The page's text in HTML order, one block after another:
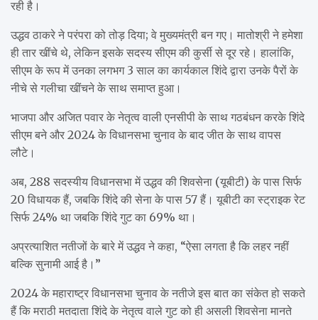
रही है।
उद्धव ठाकरे ने परंपरा को तोड़ दिया; वे मुख्यमंत्री बन गए। मातोश्री ने हमेशा
ही तार खींचे थे, लेकिन इसके सदस्य सीएम की कुर्सी से दूर रहे। हालांकि,
सीएम के रूप में उनका लगभग 3 साल का कार्यकाल शिंदे द्वारा उनके पैरों के
नीचे से गलीचा खींचने के साथ समाप्त हुआ।
भाजपा और अजित पवार के नेतृत्व वाली एनसीपी के साथ गठबंधन करके शिंदे
सीएम बने और 2024 के विधानसभा चुनाव के बाद जीत के साथ वापस
लौटे।
अब, 288 सदस्यीय विधानसभा में उद्धव की शिवसेना (यूबीटी) के पास सिर्फ
20 विधायक हैं, जबकि शिंदे की सेना के पास 57 हैं। यूबीटी का स्ट्राइक रेट
सिर्फ 24% था जबकि शिंदे गुट का 69% था।
अप्रत्याशित नतीजों के बारे में उद्धव ने कहा, “ऐसा लगता है कि लहर नहीं
बल्कि सुनामी आई है।”
2024 के महाराष्ट्र विधानसभा चुनाव के नतीजे इस बात का संकेत हो सकते
हैं कि मराठी मतदाता शिंदे के नेतृत्व वाले गुट को ही असली शिवसेना मानते